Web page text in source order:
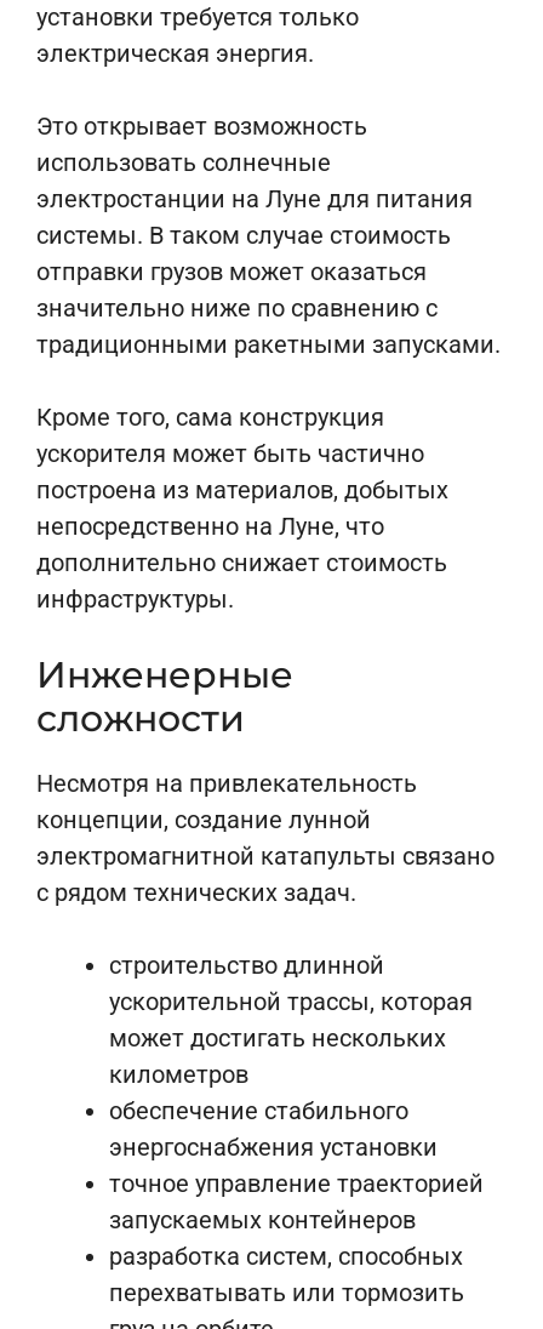
установки требуется только
электрическая энергия.
Это открывает возможность
использовать солнечные
электростанции на Луне для питания
системы. В таком случае стоимость
отправки грузов может оказаться
значительно ниже по сравнению с
традиционными ракетными запусками.
Кроме того, сама конструкция
ускорителя может быть частично
построена из материалов, добытых
непосредственно на Луне, что
дополнительно снижает стоимость
инфраструктуры.
Инженерные
сложности
Несмотря на привлекательность
концепции, создание лунной
электромагнитной катапульты связано
с рядом технических задач.
строительство длинной
ускорительной трассы, которая
может достигать нескольких
километров
обеспечение стабильного
энергоснабжения установки
точное управление траекторией
запускаемых контейнеров
разработка систем, способных
перехватывать или тормозить